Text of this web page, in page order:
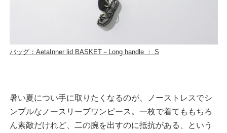
バッグ：AetaInner lid BASKET－Long handle ： S
暑い夏につい手に取りたくなるのが、ノーストレスでシ
ンプルなノースリーブワンピース。一枚で着てももちろ
ん素敵だけれど、二の腕を出すのに抵抗がある、という